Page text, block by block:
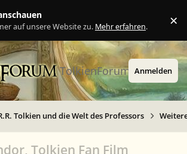
auf unsere Website zu. Mehr erfahren. ×
TolkienForum Anmelden
Tolkien und die Welt des Professors
Tolkien Fan Film